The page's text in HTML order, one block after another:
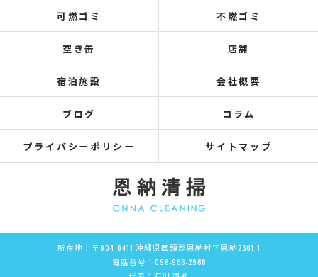
可燃ゴミ 不燃ゴミ
空き缶 店舗
宿泊施設 会社概要
ブログ コラム
プライバシーポリシー サイトマップ
所在地：〒904-0411 沖縄県国頭郡恩納村字恩納2361-1
電話番号：098-966-2966